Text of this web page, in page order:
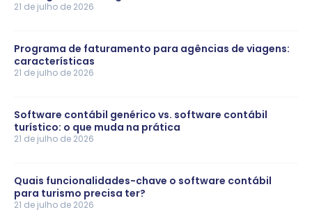
21 de julho de 2026
Programa de faturamento para agências de viagens:
características
21 de julho de 2026
Software contábil genérico vs. software contábil
turístico: o que muda na prática
21 de julho de 2026
Quais funcionalidades-chave o software contábil
para turismo precisa ter?
21 de julho de 2026